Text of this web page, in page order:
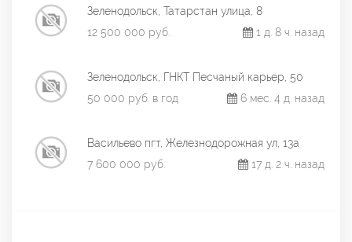
Зеленодольск, Татарстан улица, 8
12 500 000 руб.
1 д. 8 ч. назад
Зеленодольск, ГНКТ Песчаный карьер, 50
50 000 руб. в год
6 мес. 4 д. назад
Васильево пгт, Железнодорожная ул, 13а
7 600 000 руб.
17 д. 2 ч. назад